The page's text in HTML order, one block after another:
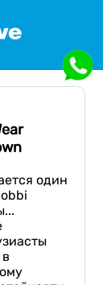
один